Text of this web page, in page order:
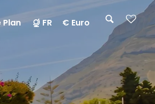
Plan FR € Euro